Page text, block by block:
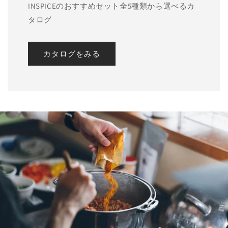
INSPICEのおすすめセット全5種類から選べるカ
タログ
カタログをみる